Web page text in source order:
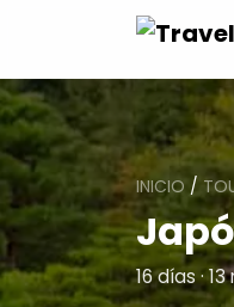
INICIO /
16 días ·